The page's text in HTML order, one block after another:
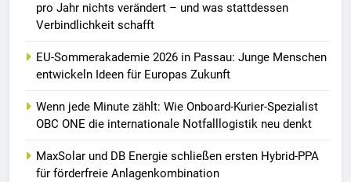
pro Jahr nichts verändert – und was stattdessen
Verbindlichkeit schafft
EU-Sommerakademie 2026 in Passau: Junge Menschen
entwickeln Ideen für Europas Zukunft
Wenn jede Minute zählt: Wie Onboard-Kurier-Spezialist
OBC ONE die internationale Notfalllogistik neu denkt
MaxSolar und DB Energie schließen ersten Hybrid-PPA
für förderfreie Anlagenkombination